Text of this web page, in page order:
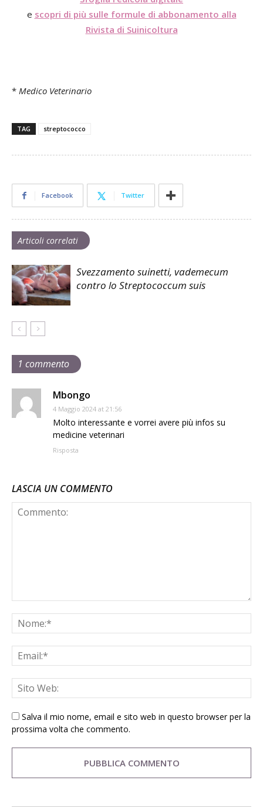
e scopri di più sulle formule di abbonamento alla
Rivista di Suinicoltura
* Medico Veterinario
TAG streptococco
Facebook Twitter
Articoli correlati
Svezzamento suinetti, vademecum
contro lo Streptococcum suis
1 commento
Mbongo
4 Maggio 2024 at 21:56
Molto interessante e vorrei avere più infos su
medicine veterinari
Risposta
LASCIA UN COMMENTO
Salva il mio nome, email e sito web in questo browser per la
prossima volta che commento.